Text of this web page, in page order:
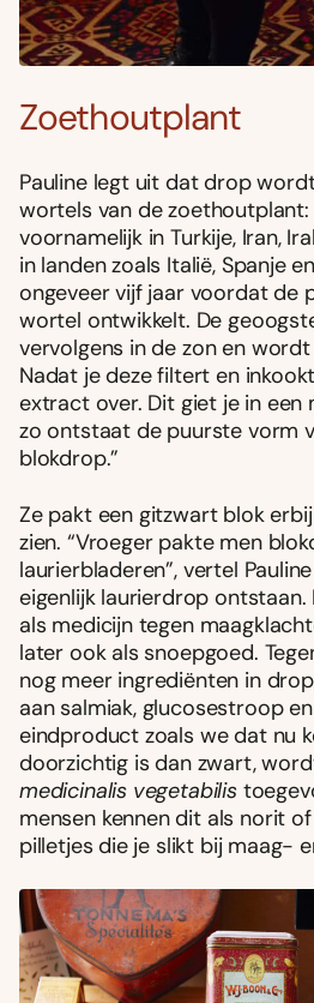
Zoethoutplant
Pauline legt uit dat drop
wortels van de
voornamelijk in Turkije, Iran,
in landen zoals Italië, Spanje
ongeveer vijf jaar voordat de
wortel ontwikkelt. De
vervolgens in de zon en
Nadat je deze filtert en
extract over. Dit giet je in een
zo ontstaat de puurste vorm
blokdrop.”
Ze pakt een gitzwart blok
zien. “Vroeger pakte men
laurierbladeren”, vertel
eigenlijk laurierdrop
als medicijn tegen
later ook als snoepgoed.
nog meer ingrediënten in
aan salmiak, glucosestroop
eindproduct zoals we dat nu
doorzichtig is dan zwart,
medicinalis vegetabilis
mensen kennen dit als norit
pilletjes die je slikt bij maag-